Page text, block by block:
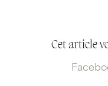
Cet article